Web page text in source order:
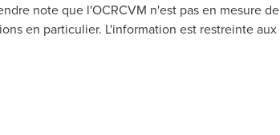
note que l'OCRCVM n'est pas en mesure de
en particulier. L'information est restreinte aux